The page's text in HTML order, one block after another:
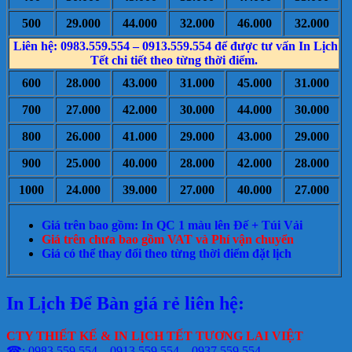
500
29.000 44.000 32.000 46.000
32.000
Liên hệ: 0983.559.554 – 0913.559.554 để được tư vấn In Lịch
Tết chi tiết theo từng thời điểm.
600
28.000 43.000 31.000 45.000
31.000
700
27.000 42.000 30.000 44.000
30.000
800
26.000 41.000 29.000 43.000
29.000
900
25.000 40.000 28.000 42.000
28.000
1000
24.000 39.000 27.000 40.000 27.000
Giá trên bao gồm: In QC 1 màu lên Đế + Túi Vải
Giá trên chưa bao gồm VAT và Phí vận chuyển
Giá có thể thay đổi theo từng thời điểm đặt lịch
In Lịch Để Bàn giá rẻ liên hệ:
CTY THIẾT KẾ & IN LỊCH TẾT TƯƠNG LAI VIỆT